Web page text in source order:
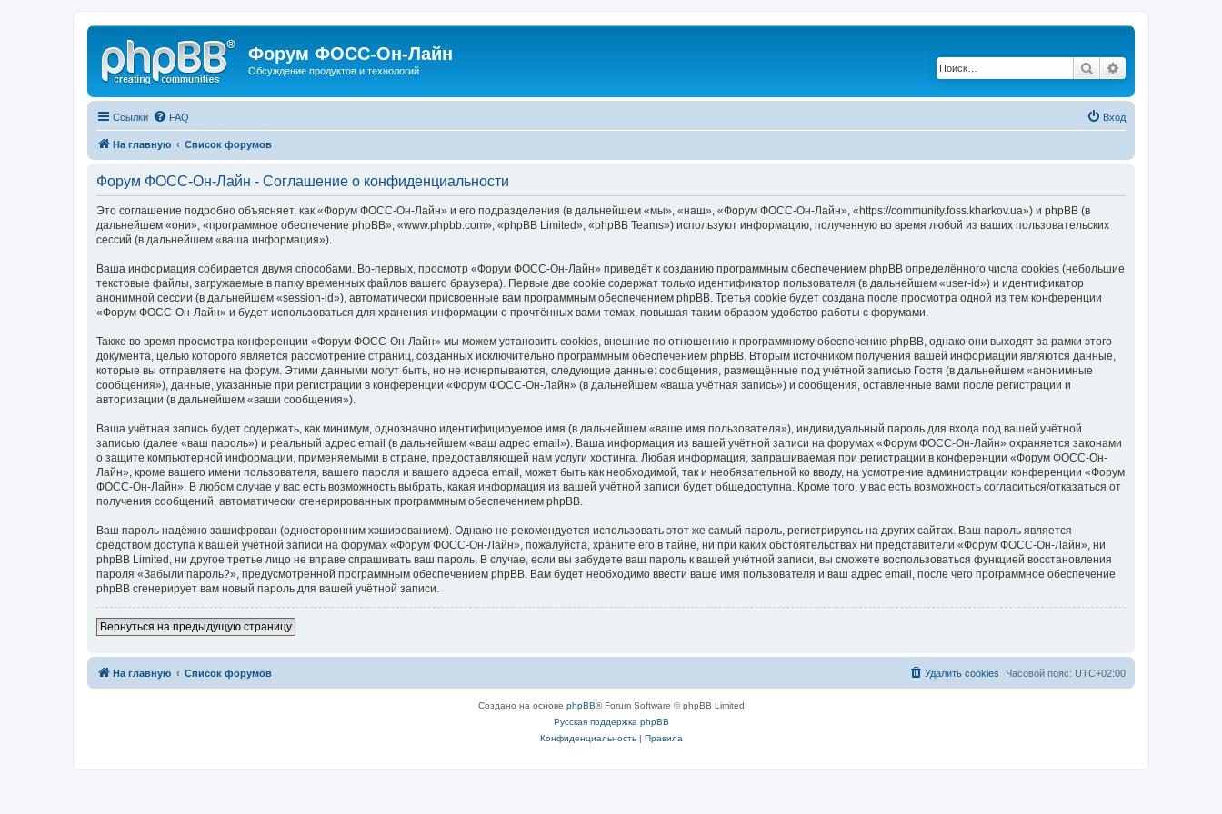
Форум ФОСС-Он-Лайн
Обсуждение продуктов и технологий Поиск
Ссылки FAQ Вход
На главную Список форумов
Форум ФОСС-Он-Лайн - Соглашение о конфиденциальности
Это соглашение подробно объясняет, как «Форум ФОСС-Он-Лайн» и его подразделения (в дальнейшем «мы», «наш», «Форум ФОСС-Он-Лайн», «https://community.foss.kharkov.ua») и phpBB (в
дальнейшем «они», «программное обеспечение phpBB», «www.phpbb.com», «phpBB Limited», «phpBB Teams») используют информацию, полученную во время любой из ваших пользовательских
сессий (в дальнейшем «ваша информация»).
Ваша информация собирается двумя способами. Во-первых, просмотр «Форум ФОСС-Он-Лайн» приведёт к созданию программным обеспечением phpBB определённого числа cookies (небольшие
текстовые файлы, загружаемые в папку временных файлов вашего браузера). Первые две cookie содержат только идентификатор пользователя (в дальнейшем «user-id») и идентификатор
анонимной сессии (в дальнейшем «session-id»), автоматически присвоенные вам программным обеспечением phpBB. Третья cookie будет создана после просмотра одной из тем конференции
«Форум ФОСС-Он-Лайн» и будет использоваться для хранения информации о прочтённых вами темах, повышая таким образом удобство работы с форумами.
Также во время просмотра конференции «Форум ФОСС-Он-Лайн» мы можем установить cookies, внешние по отношению к программному обеспечению phpBB, однако они выходят за рамки этого
документа, целью которого является рассмотрение страниц, созданных исключительно программным обеспечением phpBB. Вторым источником получения вашей информации являются данные,
которые вы отправляете на форум. Этими данными могут быть, но не исчерпываются, следующие данные: сообщения, размещённые под учётной записью Гостя (в дальнейшем «анонимные
сообщения»), данные, указанные при регистрации в конференции «Форум ФОСС-Он-Лайн» (в дальнейшем «ваша учётная запись») и сообщения, оставленные вами после регистрации и
авторизации (в дальнейшем «ваши сообщения»).
Ваша учётная запись будет содержать, как минимум, однозначно идентифицируемое имя (в дальнейшем «ваше имя пользователя»), индивидуальный пароль для входа под вашей учётной
записью (далее «ваш пароль») и реальный адрес email (в дальнейшем «ваш адрес email»). Ваша информация из вашей учётной записи на форумах «Форум ФОСС-Он-Лайн» охраняется законами
о защите компьютерной информации, применяемыми в стране, предоставляющей нам услуги хостинга. Любая информация, запрашиваемая при регистрации в конференции «Форум ФОСС-Он-
Лайн», кроме вашего имени пользователя, вашего пароля и вашего адреса email, может быть как необходимой, так и необязательной ко вводу, на усмотрение администрации конференции «Форум
ФОСС-Он-Лайн». В любом случае у вас есть возможность выбрать, какая информация из вашей учётной записи будет общедоступна. Кроме того, у вас есть возможность согласиться/отказаться от
получения сообщений, автоматически сгенерированных программным обеспечением phpBB.
Ваш пароль надёжно зашифрован (односторонним хэшированием). Однако не рекомендуется использовать этот же самый пароль, регистрируясь на других сайтах. Ваш пароль является
средством доступа к вашей учётной записи на форумах «Форум ФОСС-Он-Лайн», пожалуйста, храните его в тайне, ни при каких обстоятельствах ни представители «Форум ФОСС-Он-Лайн», ни
phpBB Limited, ни другое третье лицо не вправе спрашивать ваш пароль. В случае, если вы забудете ваш пароль к вашей учётной записи, вы сможете воспользоваться функцией восстановления
пароля «Забыли пароль?», предусмотренной программным обеспечением phpBB. Вам будет необходимо ввести ваше имя пользователя и ваш адрес email, после чего программное обеспечение
phpBB сгенерирует вам новый пароль для вашей учётной записи.
Вернуться на предыдущую страницу
На главную Список форумов Часовой пояс: UTC+02:00
Удалить cookies
Создано на основе phpBB® Forum Software © phpBB Limited
Русская поддержка phpBB
Конфиденциальность| Правила